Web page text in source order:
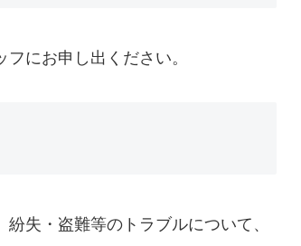
にお申し出ください。
失・盗難等のトラブルについて、